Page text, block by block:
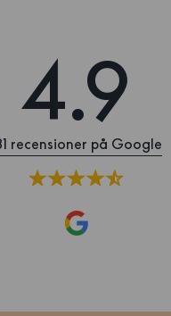
4.9
recensioner på Google